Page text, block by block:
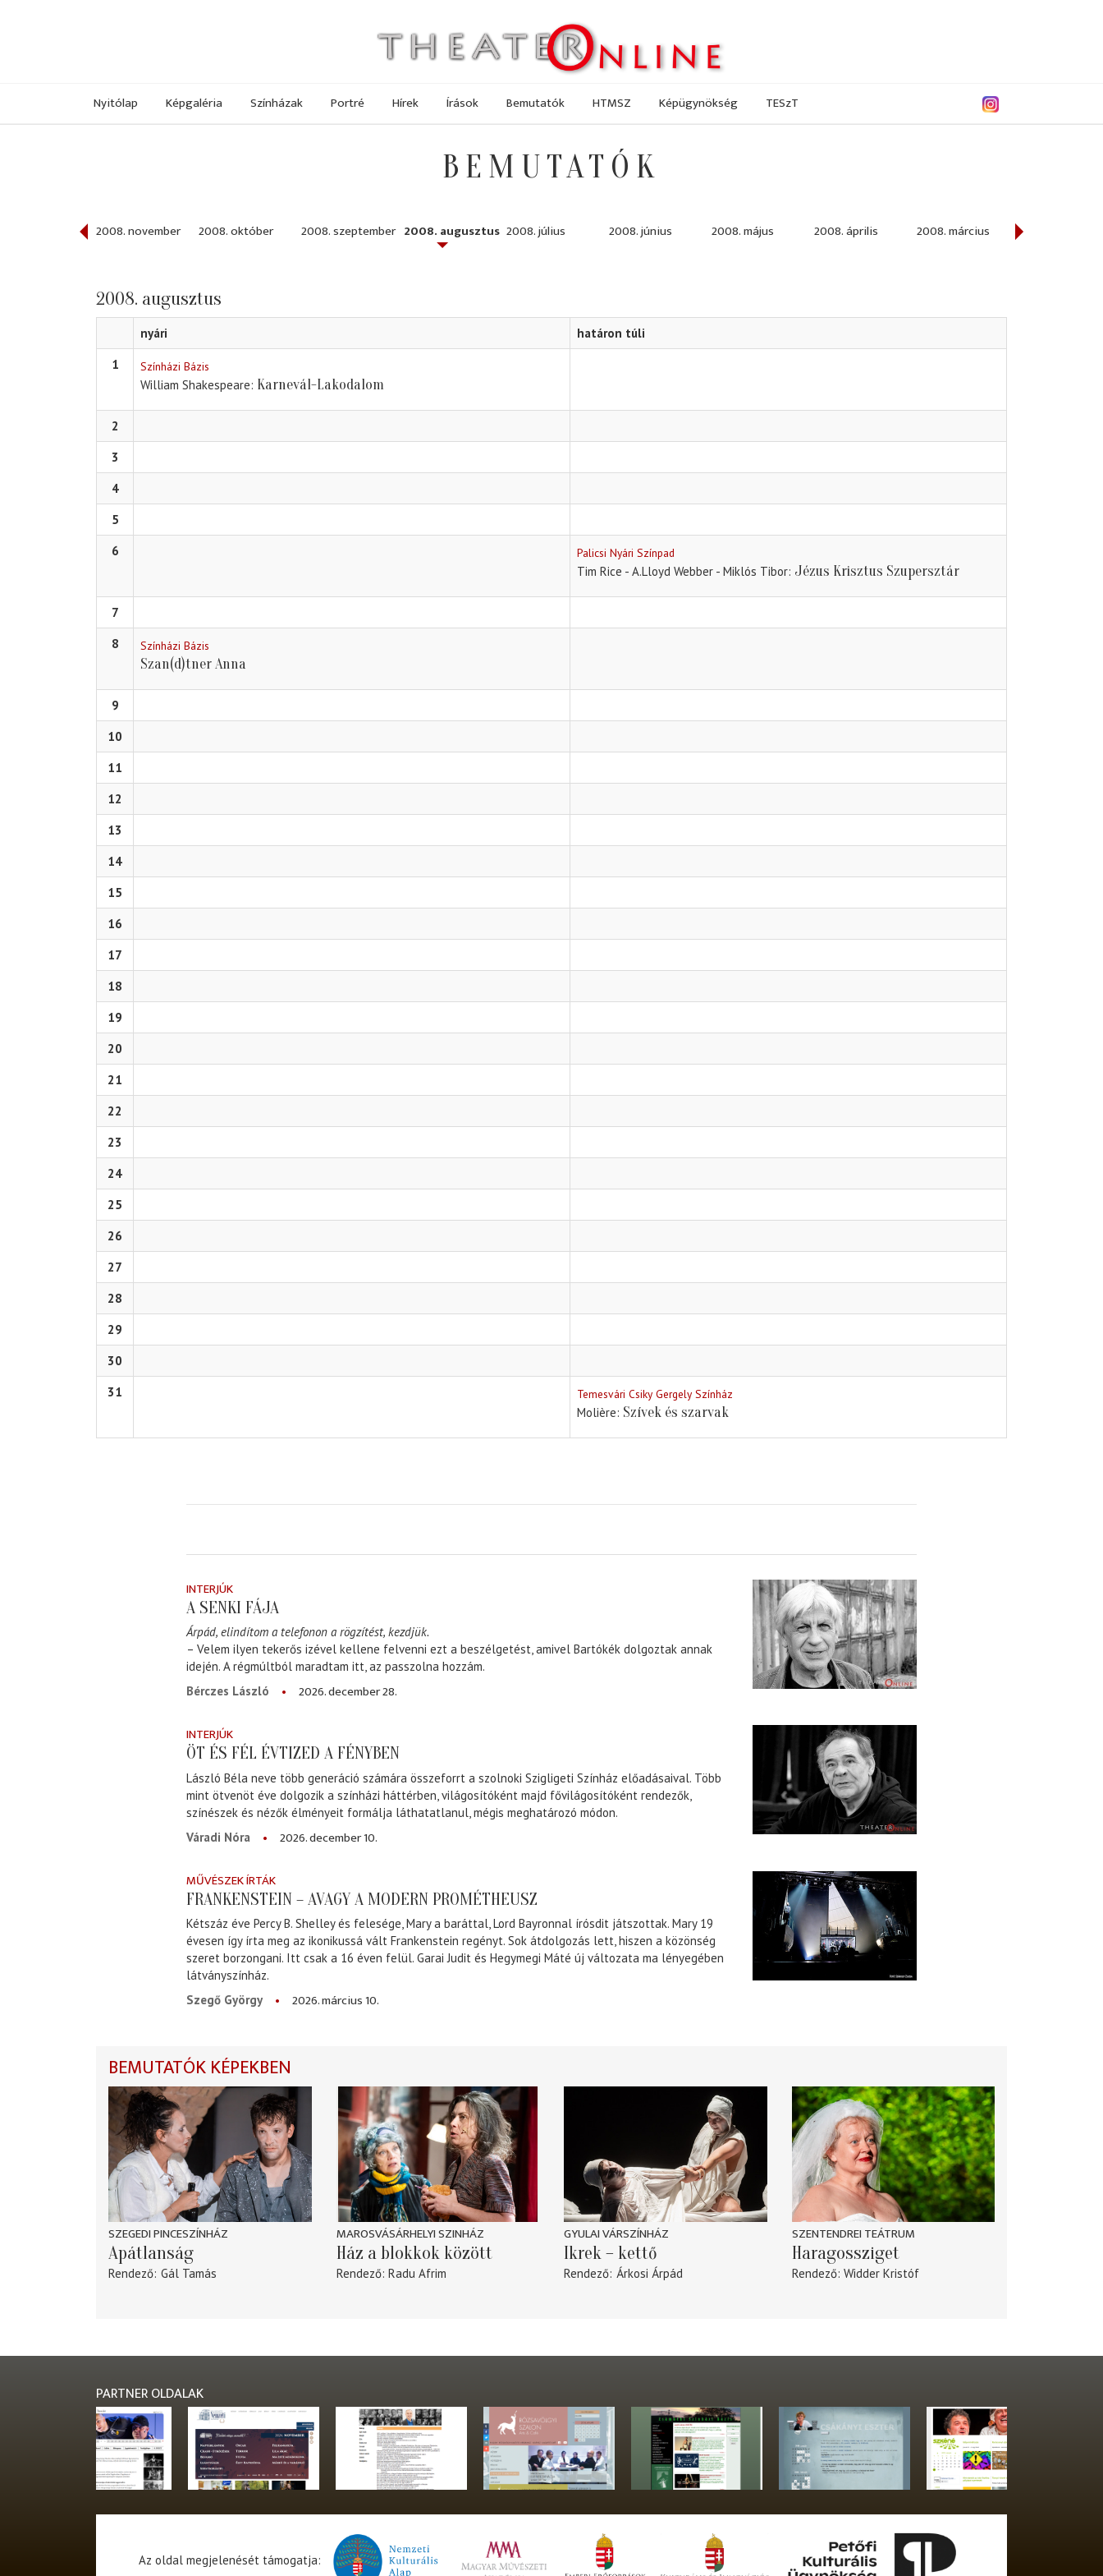
Nyitólap Képgaléria Színházak Portré Hírek Írások Bemutatók HTMSZ Képügynökség TESzT
BEMUTATÓK
2008. november 2008. október 2008. szeptember 2008. augusztus 2008. július 2008. június 2008. május 2008. április 2008. március 2008. február
2008. augusztus
nyári
határon túli
1
Színházi Bázis
William Shakespeare Karnevál-Lakodalom
2
3
4
5
6
Palicsi Nyári Színpad
Tim Rice - A.Lloyd Webber - Miklós Tibor Jézus Krisztus Szupersztár
7
8
Színházi Bázis
Szan(d)tner Anna
9
10
11
12
13
14
15
16
17
18
19
20
21
22
23
24
25
26
27
28
29
30
31
Temesvári Csiky Gergely Színház
Molière Szívek és szarvak
INTERJÚK
A SENKI FÁJA
Árpád, elindítom a telefonon a rögzítést, kezdjük.
– Velem ilyen tekerős izével kellene felvenni ezt a beszélgetést, amivel Bartókék dolgoztak annak
idején. A régmúltból maradtam itt, az passzolna hozzám.
Bérczes László
2026. december 28.
INTERJÚK
ÖT ÉS FÉL ÉVTIZED A FÉNYBEN
László Béla neve több generáció számára összeforrt a szolnoki Szigligeti Színház előadásaival. Több
mint ötvenöt éve dolgozik a színházi háttérben, világosítóként majd fővilágosítóként rendezők,
színészek és nézők élményeit formálja láthatatlanul, mégis meghatározó módon.
Váradi Nóra
2026. december 10.
MŰVÉSZEK ÍRTÁK
FRANKENSTEIN – AVAGY A MODERN PROMÉTHEUSZ
Kétszáz éve Percy B. Shelley és felesége, Mary a baráttal, Lord Bayronnal írósdit játszottak. Mary 19
évesen így írta meg az ikonikussá vált Frankenstein regényt. Sok átdolgozás lett, hiszen a közönség
szeret borzongani. Itt csak a 16 éven felül. Garai Judit és Hegymegi Máté új változata ma lényegében
látványszínház.
Szegő György
2026. március 10.
BEMUTATÓK KÉPEKBEN
SZEGEDI PINCESZÍNHÁZ
Apátlanság
Rendező Gál Tamás
MAROSVÁSÁRHELYI SZINHÁZ
Ház a blokkok között
Rendező Radu Afrim
GYULAI VÁRSZÍNHÁZ
Ikrek – kettő
Rendező Árkosi Árpád
SZENTENDREI TEÁTRUM
Haragossziget
Rendező Widder Kristóf
PARTNER OLDALAK
Az oldal megjelenését támogatja: